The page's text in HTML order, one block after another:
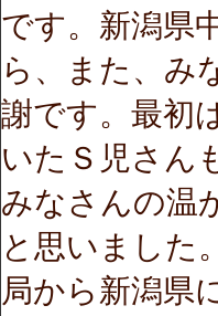
です。新潟県
ら、また、み
謝です。最初
いたＳ児さん
みなさんの温
と思いました
局から新潟県